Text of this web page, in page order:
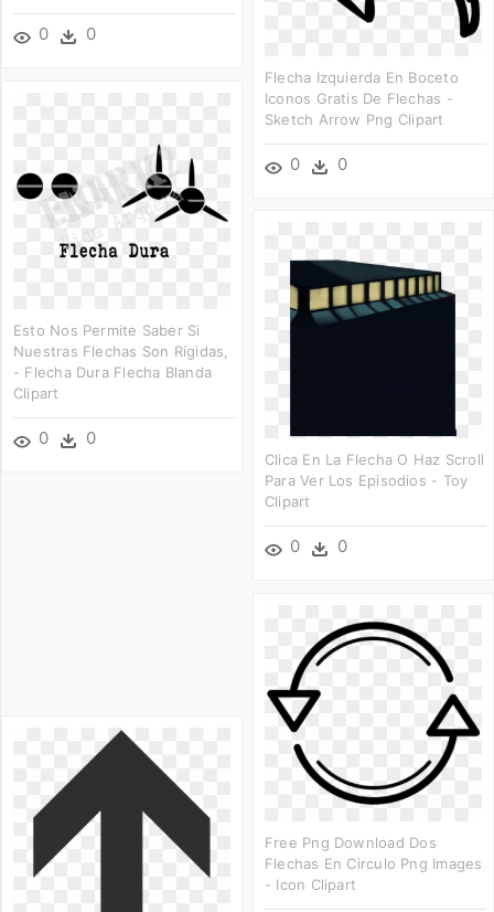
0 0
Flecha Izquierda En Boceto
Iconos Gratis De Flechas -
Sketch Arrow Png Clipart
0 0
Esto Nos Permite Saber Si
Nuestras Flechas Son Rígidas,
- Flecha Dura Flecha Blanda
Clipart
0 0
Clica En La Flecha O Haz Scroll
Para Ver Los Episodios - Toy
Clipart
0 0
Free Png Download Dos
Flechas En Circulo Png Images
- Icon Clipart